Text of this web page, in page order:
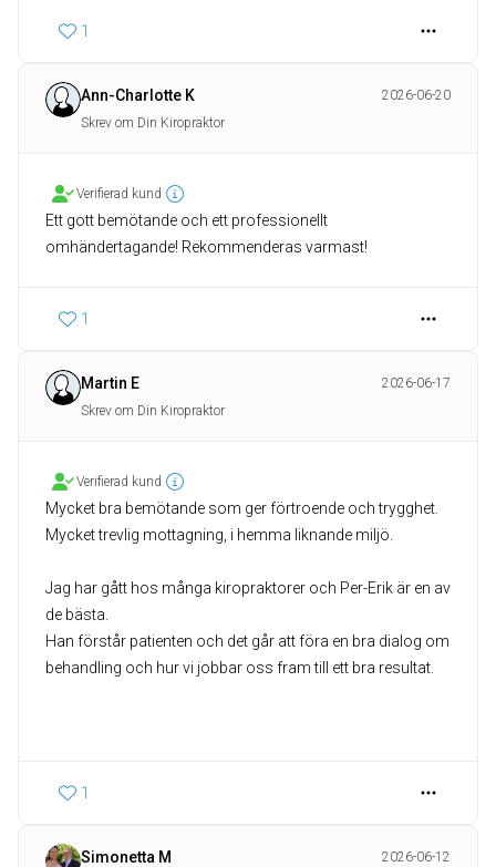
1
Ann-Charlotte K
2026-06-20
Skrev om Din Kiropraktor
Verifierad kund
Ett gott bemötande och ett professionellt
omhändertagande! Rekommenderas varmast!
1
Martin E
2026-06-17
Skrev om Din Kiropraktor
Verifierad kund
Mycket bra bemötande som ger förtroende och trygghet.
Mycket trevlig mottagning, i hemma liknande miljö.
Jag har gått hos många kiropraktorer och Per-Erik är en av
de bästa.
Han förstår patienten och det går att föra en bra dialog om
behandling och hur vi jobbar oss fram till ett bra resultat.
1
Simonetta M
2026-06-12